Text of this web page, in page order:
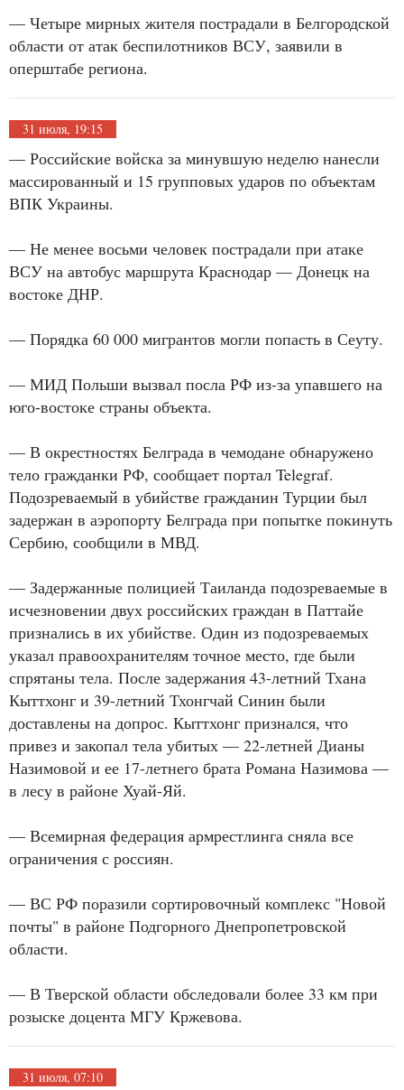
— Четыре мирных жителя пострадали в Белгородской
области от атак беспилотников ВСУ, заявили в
оперштабе региона.
31 июля, 19:15
— Российские войска за минувшую неделю нанесли
массированный и 15 групповых ударов по объектам
ВПК Украины.
— Не менее восьми человек пострадали при атаке
ВСУ на автобус маршрута Краснодар — Донецк на
востоке ДНР.
— Порядка 60 000 мигрантов могли попасть в Сеуту.
— МИД Польши вызвал посла РФ из-за упавшего на
юго-востоке страны объекта.
— В окрестностях Белграда в чемодане обнаружено
тело гражданки РФ, сообщает портал Telegraf.
Подозреваемый в убийстве гражданин Турции был
задержан в аэропорту Белграда при попытке покинуть
Сербию, сообщили в МВД.
— Задержанные полицией Таиланда подозреваемые в
исчезновении двух российских граждан в Паттайе
признались в их убийстве. Один из подозреваемых
указал правоохранителям точное место, где были
спрятаны тела. После задержания 43-летний Тхана
Кыттхонг и 39-летний Тхонгчай Синин были
доставлены на допрос. Кыттхонг признался, что
привез и закопал тела убитых — 22-летней Дианы
Назимовой и ее 17-летнего брата Романа Назимова —
в лесу в районе Хуай-Яй.
— Всемирная федерация армрестлинга сняла все
ограничения с россиян.
— ВС РФ поразили сортировочный комплекс "Новой
почты" в районе Подгорного Днепропетровской
области.
— В Тверской области обследовали более 33 км при
розыске доцента МГУ Кржевова.
31 июля, 07:10